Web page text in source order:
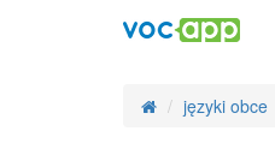
języki obce